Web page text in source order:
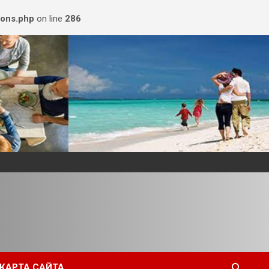
on line 286